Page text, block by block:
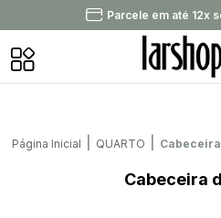
Parcele em até 12x
Página Inicial QUARTO
Cabeceira